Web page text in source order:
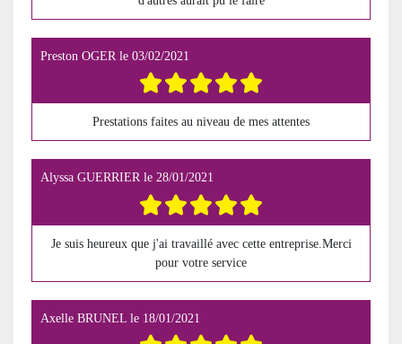
Preston OGERle 03/02/2021
Prestations faites au niveau de mes attentes
Alyssa GUERRIERle 28/01/2021
Je suis heureux que j'ai travaillé avec cette entreprise.Merci
pour votre service
Axelle BRUNEL le 18/01/2021